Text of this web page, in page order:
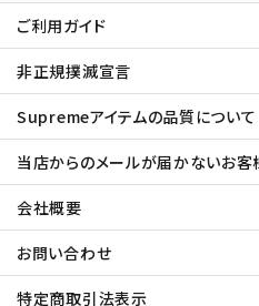
ご利用ガイド
非正規撲滅宣言
Supremeアイテムの品質について
当店からのメールが届かないお客
会社概要
お問い合わせ
特定商取引法表示